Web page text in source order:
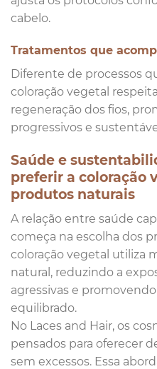
cabelo.
Tratamentos que
Diferente de processos
coloração vegetal
regeneração dos fios,
progressivos e
Saúde e
preferir a coloração
produtos naturais
A relação entre saúde
começa na escolha dos
coloração vegetal utiliza
natural, reduzindo a
agressivas e
equilibrado.
No Laces and Hair, os
pensados para oferecer
sem excessos. Essa